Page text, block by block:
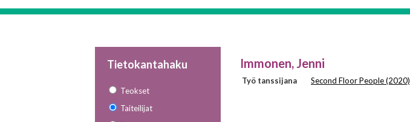
Tietokantahaku
Teokset
Taiteilijat
Immonen, Jenni
Työ tanssijana Second Floor People (2020)